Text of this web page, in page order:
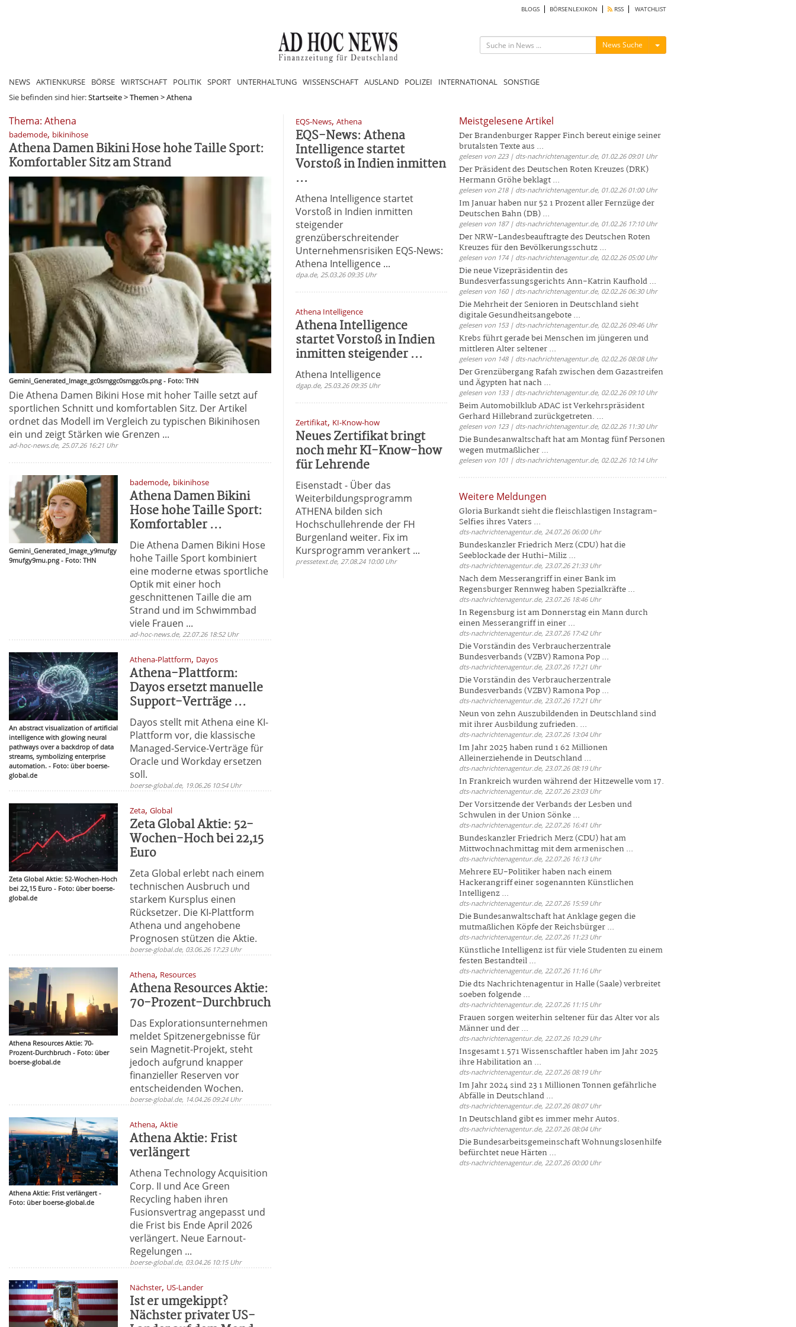
BLOGS BÖRSENLEXIKON RSS WATCHLIST
News Suche Menü ein-/ausblenden
NEWS AKTIENKURSE BÖRSE WIRTSCHAFT POLITIK SPORT UNTERHALTUNG WISSENSCHAFT AUSLAND POLIZEI INTERNATIONAL SONSTIGE
Sie befinden sind hier:Startseite>Themen >Athena
Thema: Athena
bademode, bikinihose
Athena Damen Bikini Hose hohe Taille Sport:
Komfortabler Sitz am Strand
Gemini_Generated_Image_gc0smggc0smggc0s.png - Foto: THN
Die Athena Damen Bikini Hose mit hoher Taille setzt auf
sportlichen Schnitt und komfortablen Sitz. Der Artikel
ordnet das Modell im Vergleich zu typischen Bikinihosen
ein und zeigt Stärken wie Grenzen ...
ad-hoc-news.de, 25.07.26 16:21 Uhr
Gemini_Generated_Image_y9mufgy
9mufgy9mu.png - Foto: THN
bademode, bikinihose
Athena Damen Bikini
Hose hohe Taille Sport:
Komfortabler ...
Die Athena Damen Bikini Hose
hohe Taille Sport kombiniert
eine moderne etwas sportliche
Optik mit einer hoch
geschnittenen Taille die am
Strand und im Schwimmbad
viele Frauen ...
ad-hoc-news.de, 22.07.26 18:52 Uhr
An abstract visualization of artificial
intelligence with glowing neural
pathways over a backdrop of data
streams, symbolizing enterprise
automation. - Foto: über boerse-
global.de
Athena-Plattform, Dayos
Athena-Plattform:
Dayos ersetzt manuelle
Support-Verträge ...
Dayos stellt mit Athena eine KI-
Plattform vor, die klassische
Managed-Service-Verträge für
Oracle und Workday ersetzen
soll.
boerse-global.de, 19.06.26 10:54 Uhr
Zeta Global Aktie: 52-Wochen-Hoch
bei 22,15 Euro - Foto: über boerse-
global.de
Zeta,Global
Zeta Global Aktie: 52-
Wochen-Hoch bei 22,15
Euro
Zeta Global erlebt nach einem
technischen Ausbruch und
starkem Kursplus einen
Rücksetzer. Die KI-Plattform
Athena und angehobene
Prognosen stützen die Aktie.
boerse-global.de, 03.06.26 17:23 Uhr
Athena Resources Aktie: 70-
Prozent-Durchbruch - Foto: über
boerse-global.de
Athena, Resources
Athena Resources Aktie:
70-Prozent-Durchbruch
Das Explorationsunternehmen
meldet Spitzenergebnisse für
sein Magnetit-Projekt, steht
jedoch aufgrund knapper
finanzieller Reserven vor
entscheidenden Wochen.
boerse-global.de, 14.04.26 09:24 Uhr
Athena Aktie: Frist verlängert -
Foto: über boerse-global.de
Athena,Aktie
Athena Aktie: Frist
verlängert
Athena Technology Acquisition
Corp. II und Ace Green
Recycling haben ihren
Fusionsvertrag angepasst und
die Frist bis Ende April 2026
verlängert. Neue Earnout-
Regelungen ...
boerse-global.de, 03.04.26 10:15 Uhr
Nächster, US-Lander
Ist er umgekippt?
Nächster privater US-
EQS-News, Athena
EQS-News: Athena
Intelligence startet
Vorstoß in Indien inmitten
...
Athena Intelligence startet
Vorstoß in Indien inmitten
steigender
grenzüberschreitender
Unternehmensrisiken EQS-News:
Athena Intelligence ...
dpa.de, 25.03.26 09:35 Uhr
Athena Intelligence
Athena Intelligence
startet Vorstoß in Indien
inmitten steigender ...
Athena Intelligence
dgap.de, 25.03.26 09:35 Uhr
Zertifikat, KI-Know-how
Neues Zertifikat bringt
noch mehr KI-Know-how
für Lehrende
Eisenstadt - Über das
Weiterbildungsprogramm
ATHENA bilden sich
Hochschullehrende der FH
Burgenland weiter. Fix im
Kursprogramm verankert ...
pressetext.de, 27.08.24 10:00 Uhr
Meistgelesene Artikel
Der Brandenburger Rapper Finch bereut einige seiner
brutalsten Texte aus ...
gelesen von 223 | dts-nachrichtenagentur.de, 01.02.26 09:01 Uhr
Der Präsident des Deutschen Roten Kreuzes (DRK)
Hermann Gröhe beklagt ...
gelesen von 218 | dts-nachrichtenagentur.de, 01.02.26 01:00 Uhr
Im Januar haben nur 52 1 Prozent aller Fernzüge der
Deutschen Bahn (DB) ...
gelesen von 187 | dts-nachrichtenagentur.de, 01.02.26 17:10 Uhr
Der NRW-Landesbeauftragte des Deutschen Roten
Kreuzes für den Bevölkerungsschutz ...
gelesen von 174 | dts-nachrichtenagentur.de, 02.02.26 05:00 Uhr
Die neue Vizepräsidentin des
Bundesverfassungsgerichts Ann-Katrin Kaufhold ...
gelesen von 160 | dts-nachrichtenagentur.de, 02.02.26 06:30 Uhr
Die Mehrheit der Senioren in Deutschland sieht
digitale Gesundheitsangebote ...
gelesen von 153 | dts-nachrichtenagentur.de, 02.02.26 09:46 Uhr
Krebs führt gerade bei Menschen im jüngeren und
mittleren Alter seltener ...
gelesen von 148 | dts-nachrichtenagentur.de, 02.02.26 08:08 Uhr
Der Grenzübergang Rafah zwischen dem Gazastreifen
und Ägypten hat nach ...
gelesen von 133 | dts-nachrichtenagentur.de, 02.02.26 09:10 Uhr
Beim Automobilklub ADAC ist Verkehrspräsident
Gerhard Hillebrand zurückgetreten. ...
gelesen von 123 | dts-nachrichtenagentur.de, 02.02.26 11:30 Uhr
Die Bundesanwaltschaft hat am Montag fünf Personen
wegen mutmaßlicher ...
gelesen von 101 | dts-nachrichtenagentur.de, 02.02.26 10:14 Uhr
Weitere Meldungen
Gloria Burkandt sieht die fleischlastigen Instagram-
Selfies ihres Vaters ...
dts-nachrichtenagentur.de, 24.07.26 06:00 Uhr
Bundeskanzler Friedrich Merz (CDU) hat die
Seeblockade der Huthi-Miliz ...
dts-nachrichtenagentur.de, 23.07.26 21:33 Uhr
Nach dem Messerangriff in einer Bank im
Regensburger Rennweg haben Spezialkräfte ...
dts-nachrichtenagentur.de, 23.07.26 18:46 Uhr
In Regensburg ist am Donnerstag ein Mann durch
einen Messerangriff in einer ...
dts-nachrichtenagentur.de, 23.07.26 17:42 Uhr
Die Vorständin des Verbraucherzentrale
Bundesverbands (VZBV) Ramona Pop ...
dts-nachrichtenagentur.de, 23.07.26 17:21 Uhr
Die Vorständin des Verbraucherzentrale
Bundesverbands (VZBV) Ramona Pop ...
dts-nachrichtenagentur.de, 23.07.26 17:21 Uhr
Neun von zehn Auszubildenden in Deutschland sind
mit ihrer Ausbildung zufrieden. ...
dts-nachrichtenagentur.de, 23.07.26 13:04 Uhr
Im Jahr 2025 haben rund 1 62 Millionen
Alleinerziehende in Deutschland ...
dts-nachrichtenagentur.de, 23.07.26 08:19 Uhr
In Frankreich wurden während der Hitzewelle vom 17.
dts-nachrichtenagentur.de, 22.07.26 23:03 Uhr
Der Vorsitzende der Verbands der Lesben und
Schwulen in der Union Sönke ...
dts-nachrichtenagentur.de, 22.07.26 16:41 Uhr
Bundeskanzler Friedrich Merz (CDU) hat am
Mittwochnachmittag mit dem armenischen ...
dts-nachrichtenagentur.de, 22.07.26 16:13 Uhr
Mehrere EU-Politiker haben nach einem
Hackerangriff einer sogenannten Künstlichen
Intelligenz ...
dts-nachrichtenagentur.de, 22.07.26 15:59 Uhr
Die Bundesanwaltschaft hat Anklage gegen die
mutmaßlichen Köpfe der Reichsbürger ...
dts-nachrichtenagentur.de, 22.07.26 11:23 Uhr
Künstliche Intelligenz ist für viele Studenten zu einem
festen Bestandteil ...
dts-nachrichtenagentur.de, 22.07.26 11:16 Uhr
Die dts Nachrichtenagentur in Halle (Saale) verbreitet
soeben folgende ...
dts-nachrichtenagentur.de, 22.07.26 11:15 Uhr
Frauen sorgen weiterhin seltener für das Alter vor als
Männer und der ...
dts-nachrichtenagentur.de, 22.07.26 10:29 Uhr
Insgesamt 1.571 Wissenschaftler haben im Jahr 2025
ihre Habilitation an ...
dts-nachrichtenagentur.de, 22.07.26 08:19 Uhr
Im Jahr 2024 sind 23 1 Millionen Tonnen gefährliche
Abfälle in Deutschland ...
dts-nachrichtenagentur.de, 22.07.26 08:07 Uhr
In Deutschland gibt es immer mehr Autos.
dts-nachrichtenagentur.de, 22.07.26 08:04 Uhr
Die Bundesarbeitsgemeinschaft Wohnungslosenhilfe
befürchtet neue Härten ...
dts-nachrichtenagentur.de, 22.07.26 00:00 Uhr